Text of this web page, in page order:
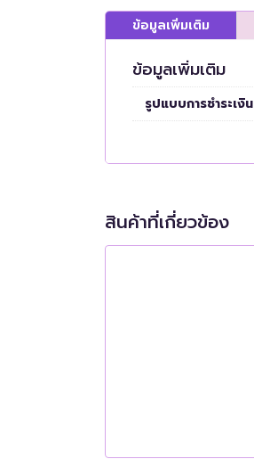
ข้อมูลเพิ่มเติม
ข้อมูลเพิ่มเติม
รูปแบบการชำระเงิน
สินค้าที่เกี่ยวข้อง